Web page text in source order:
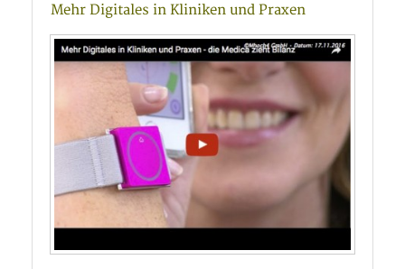
Mehr Digitales in Kliniken und Praxen